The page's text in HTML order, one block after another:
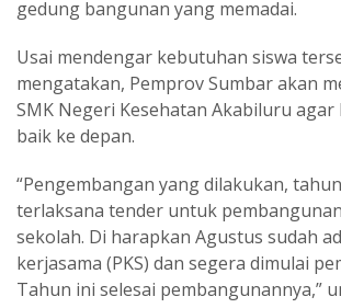
gedung bangunan yang memadai.
Usai mendengar kebutuhan siswa
mengatakan, Pemprov Sumbar akan
SMK Negeri Kesehatan Akabiluru
baik ke depan.
“Pengembangan yang dilakukan,
terlaksana tender untuk
sekolah. Di harapkan Agustus sudah
kerjasama (PKS) dan segera dimulai
Tahun ini selesai pembangunannya,”